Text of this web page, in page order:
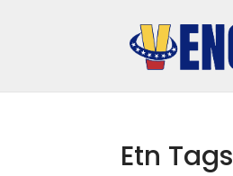
Etn Tags